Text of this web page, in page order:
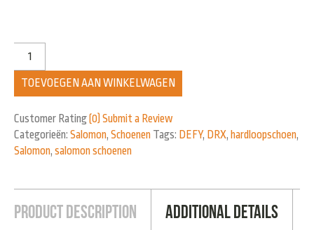
TOEVOEGEN AAN WINKELWAGEN
Customer Rating(0) Submit a Review
Categorieën: Salomon, Schoenen Tags: DEFY, DRX, hardloopschoen,
Salomon, salomon schoenen
Product Description Additional Details